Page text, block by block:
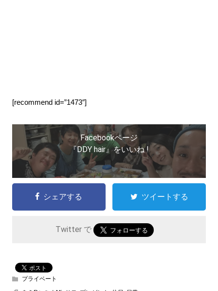
[recommend id=”1473″]
Facebookページ
『DDY hair』をいいね !
シェアする ツイートする
Twitter で
プライベート